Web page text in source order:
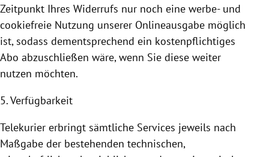
Zeitpunkt Ihres Widerrufs nur noch eine werbe- und
cookiefreie Nutzung unserer Onlineausgabe möglich
ist, sodass dementsprechend ein kostenpflichtiges
Abo abzuschließen wäre, wenn Sie diese weiter
nutzen möchten.
5. Verfügbarkeit
Telekurier erbringt sämtliche Services jeweils nach
Maßgabe der bestehenden technischen,